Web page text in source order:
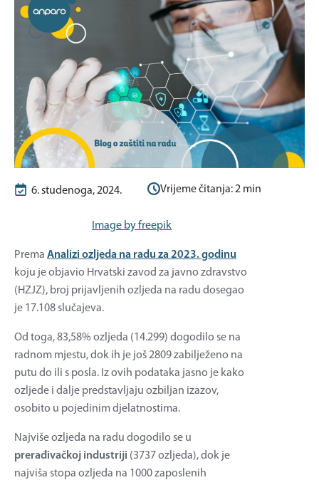
6. studenoga, 2024. Vrijeme čitanja:2min
Image by freepik
Prema Analizi ozljeda na radu za 2023. godinu
koju je objavio Hrvatski zavod za javno zdravstvo
(HZJZ), broj prijavljenih ozljeda na radu dosegao
je 17.108 slučajeva.
Od toga, 83,58% ozljeda (14.299) dogodilo se na
radnom mjestu, dok ih je još 2809 zabilježeno na
putu do ili s posla. Iz ovih podataka jasno je kako
ozljede i dalje predstavljaju ozbiljan izazov,
osobito u pojedinim djelatnostima.
Najviše ozljeda na radu dogodilo se u
prerađivačkoj industriji (3737 ozljeda), dok je
najviša stopa ozljeda na 1000 zaposlenih